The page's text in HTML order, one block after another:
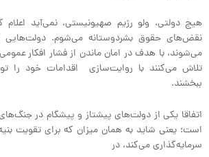
هیچ دولتی، ولو رژیم صهیونیستی، نمی‌آید
نقض‌های حقوق بشردوستانه می‌شوم. دولت‌هایی
می‌شوند، با هدف در امان ماندن از فشار افکار
تلاش می‌کنند با روایت‌سازی اقدامات خود را
ببخشند.
اتفاقا یکی از دولت‌های پیشتاز و پیشگام در
است؛ یعنی شاید به همان میزان که برای تقویت
سرمایه‌گذاری می‌کند، در